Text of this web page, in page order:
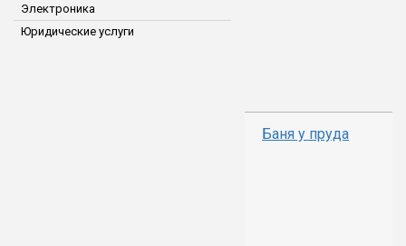
Электроника
Юридические услуги
Баня у пруда